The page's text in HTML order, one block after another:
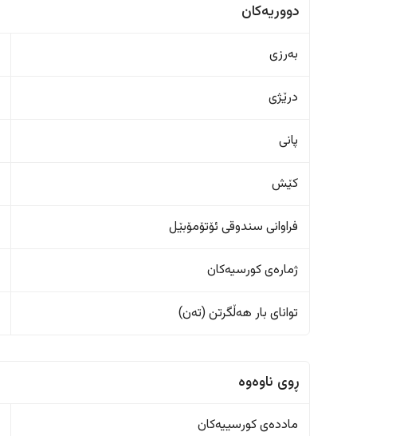
دووریەکان
بەرزی
درێژی
پانی
کێش
فراوانی سندوقی ئۆتۆمۆبێل
ژمارەی کورسیەکان
تواناى بار هەڵگرتن (تەن)
ڕوی ناوەوە
ماددەی کورسییەکان